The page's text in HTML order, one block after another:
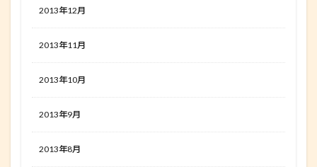
2013年12月
2013年11月
2013年10月
2013年9月
2013年8月